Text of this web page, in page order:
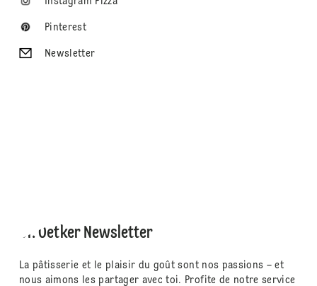
Pinterest
Newsletter
Dr. Oetker Newsletter
La pâtisserie et le plaisir du goût sont nos passions – et
nous aimons les partager avec toi. Profite de notre service